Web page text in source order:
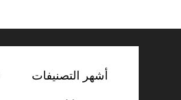
أشهر التصنيفات